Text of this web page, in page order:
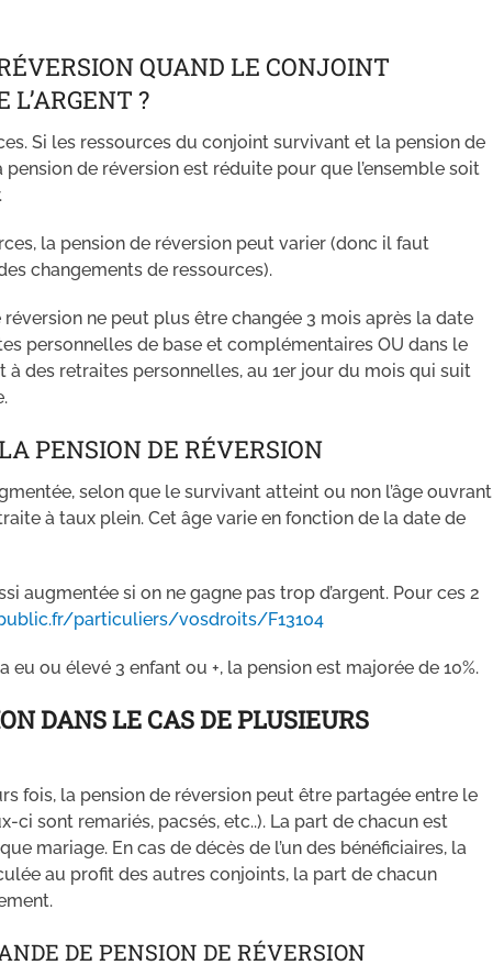
QUAND LE CONJOINT
L’ARGENT ?
Si les ressources du conjoint survivant et la pension de
de réversion est réduite pour que l’ensemble soit
la pension de réversion peut varier (donc il faut
changements de ressources).
réversion ne peut plus être changée 3 mois après la date
personnelles de base et complémentaires OU dans le
à des retraites personnelles, au 1er jour du mois qui suit
PENSION DE RÉVERSION
selon que le survivant atteint ou non l’âge ouvrant
à taux plein. Cet âge varie en fonction de la date de
augmentée si on ne gagne pas trop d’argent. Pour ces 2
particuliers/vosdroits/F13104
eu ou élevé 3 enfant ou +, la pension est majorée de 10%.
DANS LE CAS DE PLUSIEURS
fois, la pension de réversion peut être partagée entre le
ci sont remariés, pacsés, etc..). La part de chacun est
mariage. En cas de décès de l’un des bénéficiaires, la
au profit des autres conjoints, la part de chacun
DE PENSION DE RÉVERSION